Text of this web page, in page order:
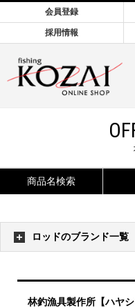
会員登録
採用情報
商品名検索
ロッドのブランド一覧
林釣漁具製作所【ハヤ